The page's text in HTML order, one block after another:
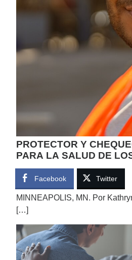
PROTECTOR Y
PARA LA SALUD DE
Facebook Twitter
MINNEAPOLIS, MN. Por
[…]